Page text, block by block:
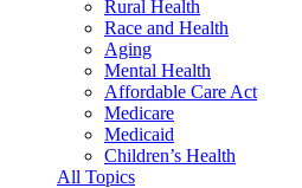
Rural Health
Race and Health
Aging
Mental Health
Affordable Care Act
Medicare
Medicaid
Children’s Health
All Topics